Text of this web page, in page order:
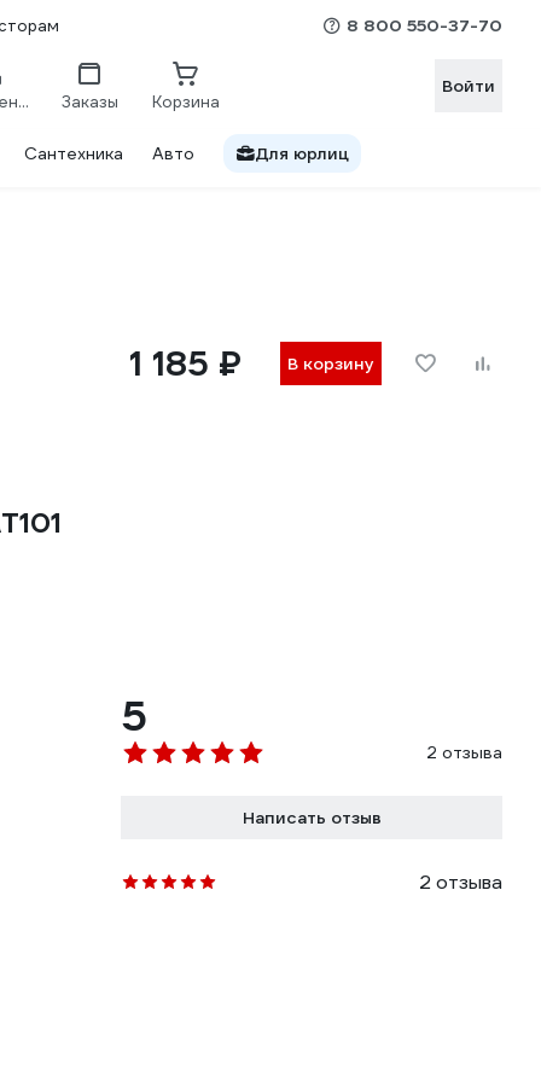
8 800 550-37-70
Сравнение Заказы Корзина
Войти
Сантехника Авто Для юрлиц
1 185 ₽ В корзину
5
2 отзыва
Написать отзыв
2 отзыва